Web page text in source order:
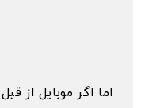
اما اگر موبایل از